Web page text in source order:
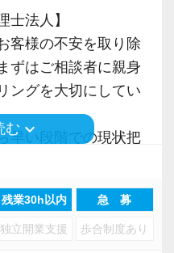
事を任せられるよう
さる方、「この資料
すいかも」「この場
が良さそう」など周
できる方、大歓迎で
が多数活躍してお
士法人】
客様の不安を取り除
ずはご相談者に親身
ングを大切にしてい
早い段階での現状把
を行う税理士事務所
続税対策に力を入れ
むkeyboard_arrow_down
残業30h以内 急 募
独立開業支援 歩合制度あり